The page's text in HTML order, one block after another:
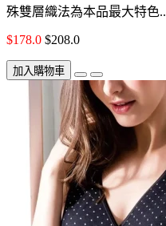
殊雙層織法為本品最大特色..
$178.0 $208.0
加入購物車